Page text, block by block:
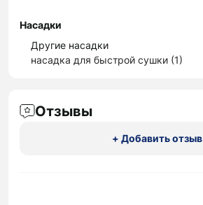
Насадки
Другие насадки
насадка для быстрой сушки (1)
Отзывы
+ Добавить отзыв